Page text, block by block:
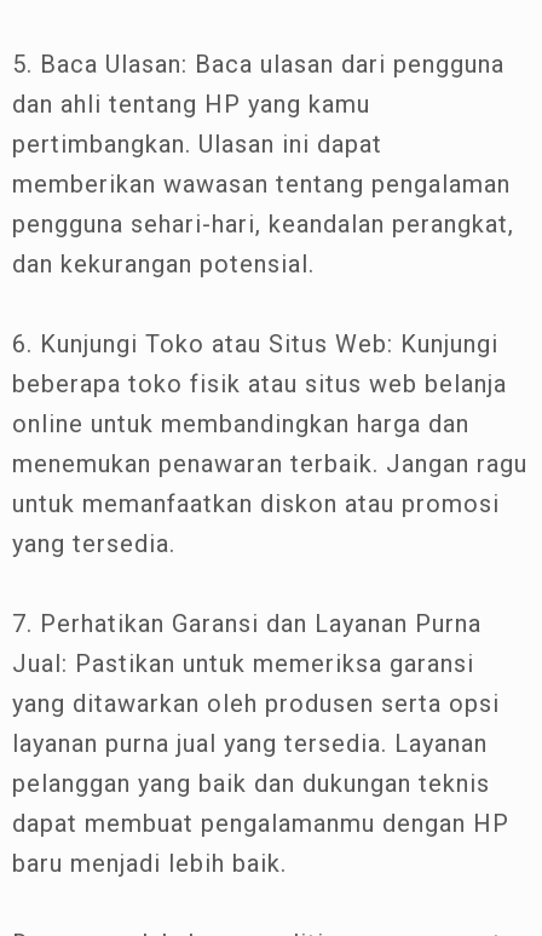
5. Baca Ulasan: Baca ulasan dari pengguna
dan ahli tentang HP yang kamu
pertimbangkan. Ulasan ini dapat
memberikan wawasan tentang pengalaman
pengguna sehari-hari, keandalan perangkat,
dan kekurangan potensial.
6. Kunjungi Toko atau Situs Web: Kunjungi
beberapa toko fisik atau situs web belanja
online untuk membandingkan harga dan
menemukan penawaran terbaik. Jangan ragu
untuk memanfaatkan diskon atau promosi
yang tersedia.
7. Perhatikan Garansi dan Layanan Purna
Jual: Pastikan untuk memeriksa garansi
yang ditawarkan oleh produsen serta opsi
layanan purna jual yang tersedia. Layanan
pelanggan yang baik dan dukungan teknis
dapat membuat pengalamanmu dengan HP
baru menjadi lebih baik.